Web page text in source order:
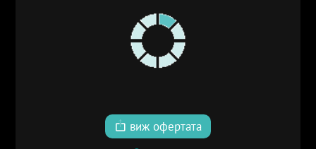
виж офертата